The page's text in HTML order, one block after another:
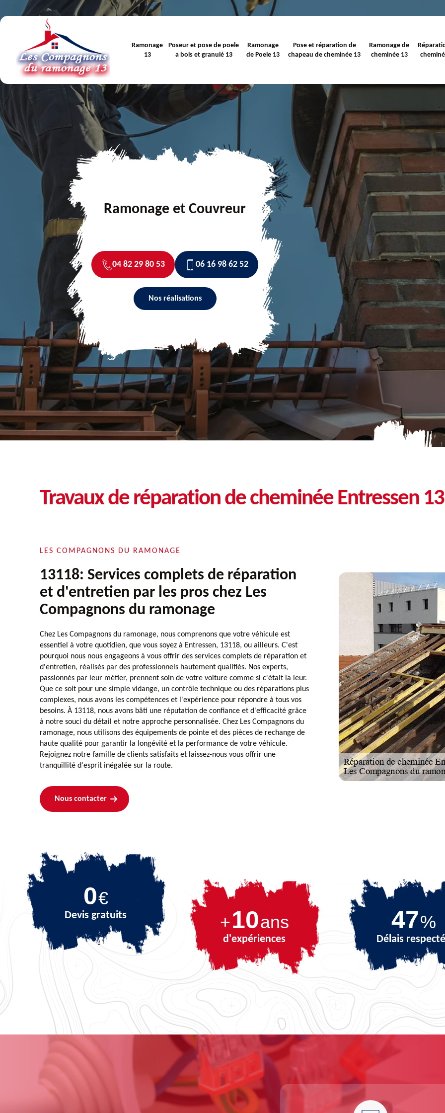
Ramonage
13
Poseur et pose de poele
a bois et granulé 13
Ramonage
de Poele 13
Pose et réparation de
chapeau de cheminée 13
Ramonage de
cheminée 13
Ramonage et Couvreur
04 82 29 80 53 06 16 98 62 52
Nos réalisations
Travaux de réparation de cheminée Entressen
LES COMPAGNONS DU RAMONAGE
13118: Services complets de réparation
et d'entretien par les pros chez Les
Compagnons du ramonage
Chez Les Compagnons du ramonage, nous comprenons que votre véhicule est
essentiel à votre quotidien, que vous soyez à Entressen, 13118, ou ailleurs. C'est
pourquoi nous nous engageons à vous offrir des services complets de réparation et
d'entretien, réalisés par des professionnels hautement qualifiés. Nos experts,
passionnés par leur métier, prennent soin de votre voiture comme si c'était la leur.
Que ce soit pour une simple vidange, un contrôle technique ou des réparations plus
complexes, nous avons les compétences et l'expérience pour répondre à tous vos
besoins. À 13118, nous avons bâti une réputation de confiance et d'efficacité grâce
à notre souci du détail et notre approche personnalisée. Chez Les Compagnons du
ramonage, nous utilisons des équipements de pointe et des pièces de rechange de
haute qualité pour garantir la longévité et la performance de votre véhicule.
Rejoignez notre famille de clients satisfaits et laissez-nous vous offrir une
tranquillité d'esprit inégalée sur la route.
Nous contacter
0€
Devis gratuits +10ans
d'expériences
66%
Délais